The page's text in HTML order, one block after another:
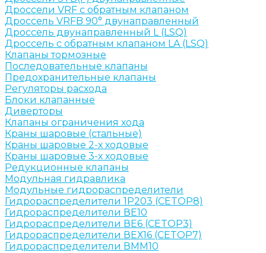
Дроссели VRF с обратным клапаном
Дроссель VRFB 90° двунаправленный
Дроссель двунаправленный L (LSQ)
Дроссель с обратным клапаном LA (LSQ)
Клапаны тормозные
Последовательные клапаны
Предохранительные клапаны
Регуляторы расхода
Блоки клапанные
Диверторы
Клапаны ограничения хода
Краны шаровые (стальные)
Краны шаровые 2-х ходовые
Краны шаровые 3-х ходовые
Редукционные клапаны
Модульная гидравлика
Модульные гидрораспределители
Гидрораспределители 1Р203 (CETOP8)
Гидрораспределители ВЕ10
Гидрораспределители ВЕ6 (CETOP3)
Гидрораспределители ВЕХ16 (CETOP7)
Гидрораспределители ВММ10